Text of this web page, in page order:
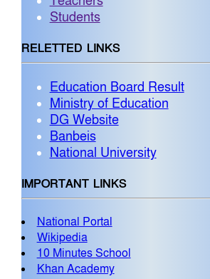
Students
RELETTED LINKS
Education Board Result
Ministry of Education
DG Website
Banbeis
National University
IMPORTANT LINKS
National Portal
Wikipedia
10 Minutes School
Khan Academy